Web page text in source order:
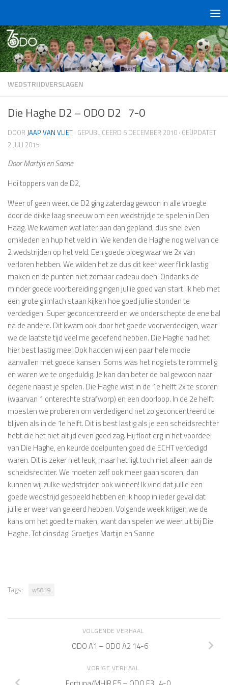
WEDSTRIJDVERSLAGEN
Die Haghe D2 – ODO D2 7-0
DOOR JAAP VAN VLIET · GEPUBLICEERD 5 DECEMBER 2010 · GEÜPDATET
2 JULI 2015
Door Martijn en Sanne
Hoi toppers van de D2,
Weer of geen weer..de D2 ging zaterdag gewoon in alle vroegte
door de dikke laag sneeuw om een wedstrijdje te spelen in Den
Haag. We kwamen wat later aan dan gepland, dus snel even
omkleden en hup het veld in. We kenden die Haghe nog wel van de
2 wedstrijden op het veld. Een goede ploeg waar we 2x van
verloren hebben. We wilden het ze dus dit keer weer flink lastig
maken en de punten niet zomaar cadeau doen. Ondanks de
minder goede voorbereiding gingen jullie goed van start. Ik heb met
een grote glimlach staan kijken hoe goed jullie stonden te
verdedigen. Super geconcentreerd en we onderschepte de ene bal
na de andere. Dit kwam ook door het goede voorverdedigen, waar
we de laatste tijd veel me geoefend hebben. Die Haghe had het
hier best lastig mee! Ook hadden wij een paar hele mooie
aanvallen met goede kansen. Soms was het nog iets te rommelig
en waren we te ongeduldig. Je kan dan beter de bal gewoon naar
degene naast je spelen. Die Haghe wist in de 1e helft 2x te scoren
(waarvan 1 onterechte strafworp) en een doorloop. In de 2e helft
moesten we proberen om verdedigend net zo geconcentreerd te
blijven als in de 1e helft. Dit is best lastig als je een scheidsrechter
hebt die het niet altijd even goed zag. Hij floot erg in het voordeel
van Die Haghe, en keurde doelpunten goed die ECHT verdedigd
waren. Dit is zeker niet leuk, maar het ligt toch niet alleen aan de
scheidsrechter. We moeten zelf ook meer gaan scoren, dan
kunnen wij zulke wedstrijden ook winnen! Ik vind dat jullie een
goede wedstrijd gespeeld hebben en ik hoop in ieder geval dat
jullie er weer van geleerd hebben. Volgende week krijgen we de
kans om het goed te maken, want dan spelen we weer uit bij Die
Haghe. Tot dinsdag! Groetjes Martijn en Sanne
Tags: w5819
VOLGENDE VERHAAL
ODO A1 – ODO A2 14-6
VORIGE VERHAAL